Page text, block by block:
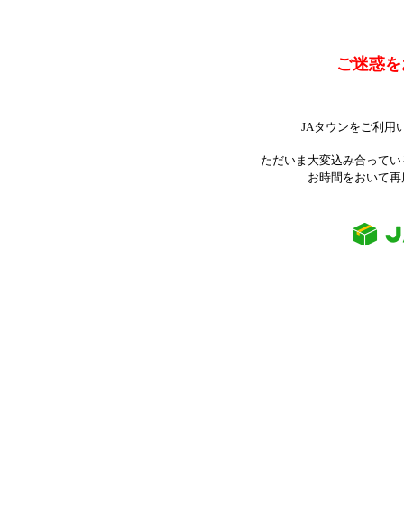
ご迷惑
JAタウンをご利用
ただいま大変込み合って
お時間をおいて